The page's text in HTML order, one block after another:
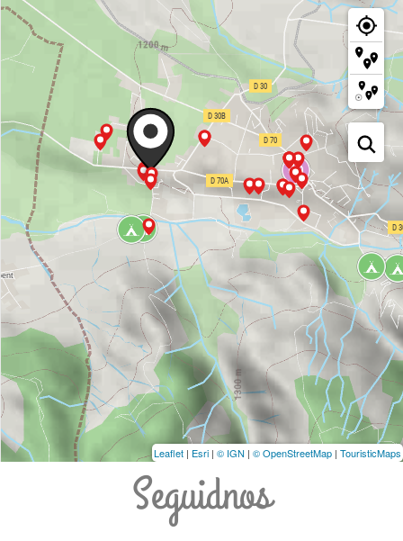
Leaflet | Esri | © IGN | © OpenStreetMap | TouristicMaps
Seguidnos